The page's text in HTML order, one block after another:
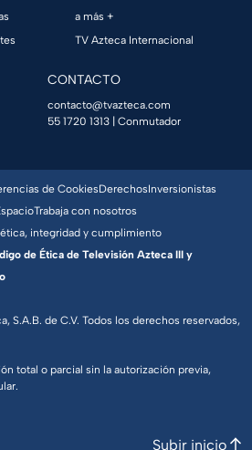
a más +
TV Azteca Internacional
CONTACTO
contacto@tvazteca.com
55 1720 1313 | Conmutador
S.A.B. de C.V. Todos los derechos reservados,
total o parcial sin la autorización previa,
de CookiesDerechosInversionistas
Trabaja con nosotros
ética, integridad y cumplimiento
de Ética de Televisión Azteca III y
Subir inicio